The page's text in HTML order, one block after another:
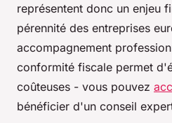
représentent donc un enjeu
pérennité des entreprises
accompagnement
conformité fiscale permet
coûteuses - vous pouvez
bénéficier d'un conseil